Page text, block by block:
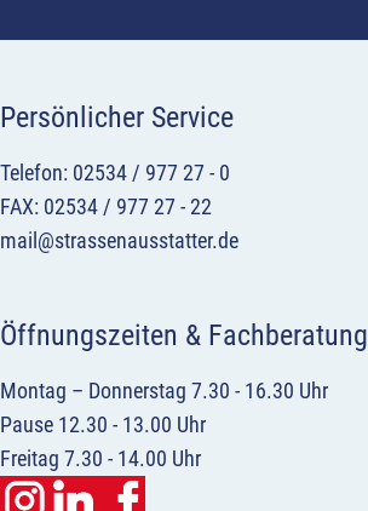
Persönlicher Service
Telefon: 02534 / 977 27 - 0
FAX: 02534 / 977 27 - 22
mail@strassenausstatter.de
Öffnungszeiten & Fachberatung
Montag – Donnerstag 7.30 - 16.30 Uhr
Pause 12.30 - 13.00 Uhr
Freitag 7.30 - 14.00 Uhr